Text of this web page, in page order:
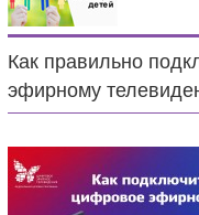
Как правильно
эфирному